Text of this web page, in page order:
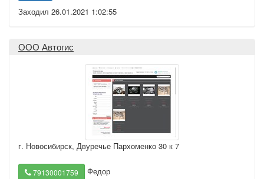
Заходил 26.01.2021 1:02:55
ООО Автогис
г. Новосибирск, Двуречье Пархоменко 30 к 7
79130001759 Федор